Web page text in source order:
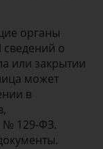
органы
о
или закрытии
может
в
№ 129-ФЗ.